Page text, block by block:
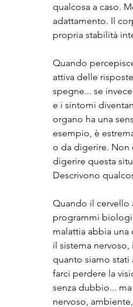
qualcosa a caso.
adattamento. Il
propria stabilità
Quando
attiva delle
spegne... se
e i sintomi
organo ha una
esempio, è
o da digerire. Non
digerire questa
Descrivono
Quando il cervello
programmi
malattia abbia
il sistema
quanto siamo stati
farci perdere la
senza dubbio...
nervoso,